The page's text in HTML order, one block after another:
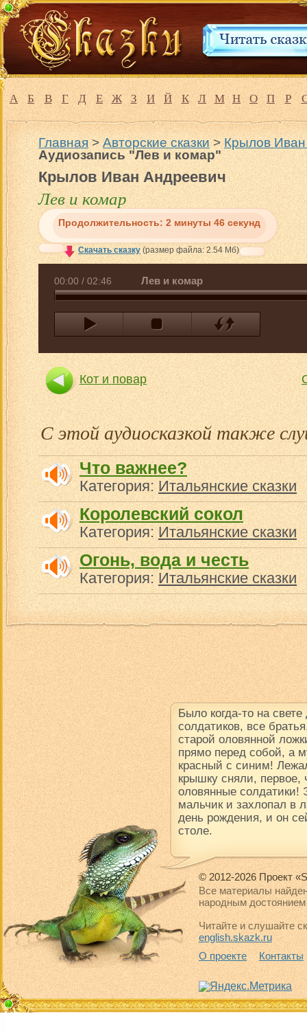
А Б В Г Д Е Ж З И Й К Л М Н О П Р
Главная>Авторские сказки>Крылов Иван
Аудиозапись "Лев и комар"
Крылов Иван Андреевич
Лев и комар
Продолжительность: 2 минуты 46 секунд
Скачать сказку(размер файла: 2.54 Мб)
00:00 / 02:46 Лев и комар
Кот и повар
С этой аудиосказкой также
Что важнее?
Категория:Итальянские сказки
Королевский сокол
Категория:Итальянские сказки
Огонь, вода и честь
Категория:Итальянские сказки
Было когда-то на
солдатиков, все
старой оловянной
прямо перед собой, а
красный с синим!
крышку сняли,
оловянные солдатики!
мальчик и захлопал в
день рождения, и он
столе.
© 2012-2026 Проект
Все материалы
народным достоянием
Читайте и слушайте
english.skazk.ru
О проекте
Контакты